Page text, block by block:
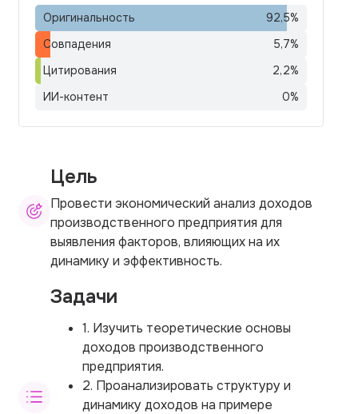
Оригинальность 92,5%
Совпадения
5,7%
Цитирования
2,2%
ИИ-контент
0%
Цель
Провести экономический анализ доходов
производственного предприятия для
выявления факторов, влияющих на их
динамику и эффективность.
Задачи
1. Изучить теоретические основы
доходов производственного
предприятия.
2. Проанализировать структуру и
динамику доходов на примере